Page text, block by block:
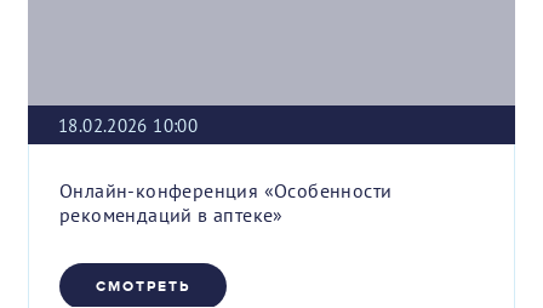
18.02.2026 10:00
Онлайн-конференция «Особенности
рекомендаций в аптеке»
СМОТРЕТЬ